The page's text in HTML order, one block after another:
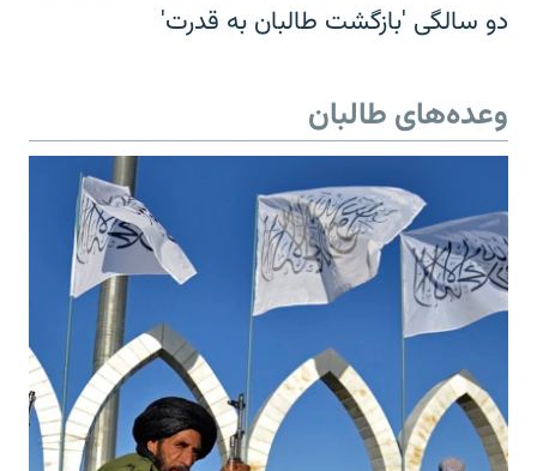
دو سالگی 'بازگشت طالبان به قدرت'
وعده‌های طالبان